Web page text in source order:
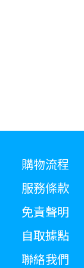
購物流程
服務條款
免責聲明
自取據點
聯絡我們